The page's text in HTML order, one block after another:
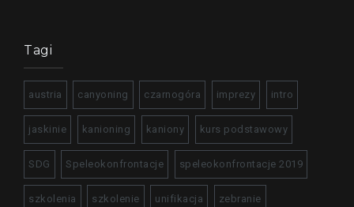
Tagi
austria canyoning czarnogóra imprezy intro
jaskinie kanioning kaniony kurs podstawowy
SDG Speleokonfrontacje speleokonfrontacje 2019
szkolenia szkolenie unifikacja zebranie